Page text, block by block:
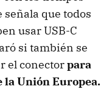
señala que todos
usar USB-C
si también se
el conectorpara
la Unión Europea.